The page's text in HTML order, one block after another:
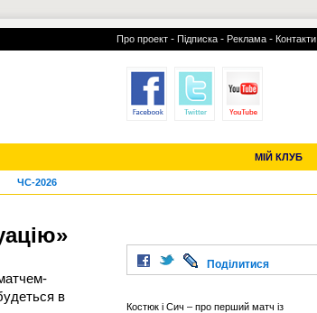
Про проект - Підписка - Реклама - Контакти
МІЙ КЛУБ
ЧС-2026
УСІ ТРАНСФЕРИ
в
Поділитися
Костюк і Сич – про перший матч із